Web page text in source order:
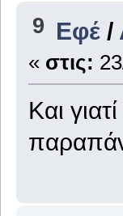
9 Εφέ /
« στις:
Και